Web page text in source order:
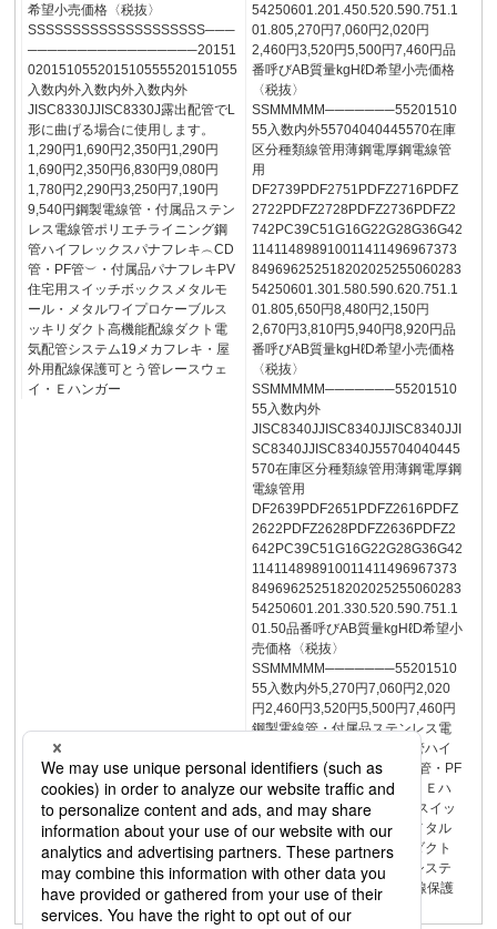
希望小売価格〈税抜〉
SSSSSSSSSSSSSSSSSSSS───
─────────────────20151
020151055201510555520151055
入数内外入数内外入数内外
JISC8330JJISC8330J露出配管でL
形に曲げる場合に使用します。
1,290円1,690円2,350円1,290円
1,690円2,350円6,830円9,080円
1,780円2,290円3,250円7,190円
9,540円鋼製電線管・付属品ステン
レス電線管ポリエチライニング鋼
管ハイフレックスパナフレキ︵CD
管・PF管︶・付属品パナフレキPV
住宅用スイッチボックスメタルモ
ール・メタルワイプロケーブルス
ッキリダクト高機能配線ダクト電
気配管システム19メカフレキ・屋
外用配線保護可とう管レースウェ
イ・Ｅハンガー
54250601.201.450.520.590.751.1
01.805,270円7,060円2,020円
2,460円3,520円5,500円7,460円品
番呼びAB質量kgHℓD希望小売価格
〈税抜〉
SSMMMMM───────55201510
55入数内外55704040445570在庫
区分種類線管用薄鋼電厚鋼電線管
用
DF2739PDF2751PDFZ2716PDFZ
2722PDFZ2728PDFZ2736PDFZ2
742PC39C51G16G22G28G36G42
114114898910011411496967373
849696252518202025255060283
54250601.301.580.590.620.751.1
01.805,650円8,480円2,150円
2,670円3,810円5,940円8,920円品
番呼びAB質量kgHℓD希望小売価格
〈税抜〉
SSMMMMM───────55201510
55入数内外
JISC8340JJISC8340JJISC8340JJI
SC8340JJISC8340J55704040445
570在庫区分種類線管用薄鋼電厚鋼
電線管用
DF2639PDF2651PDFZ2616PDFZ
2622PDFZ2628PDFZ2636PDFZ2
642PC39C51G16G22G28G36G42
114114898910011411496967373
849696252518202025255060283
54250601.201.330.520.590.751.1
01.50品番呼びAB質量kgHℓD希望小
売価格〈税抜〉
SSMMMMM───────55201510
55入数内外5,270円7,060円2,020
円2,460円3,520円5,500円7,460円
鋼製電線管・付属品ステンレス電
線管ポリエチライニング鋼管ハイ
フレックスパナフレキ︵CD管・PF
管︶・付属品レースウェイ・Ｅハ
ンガーパナフレキPV住宅用スイッ
チボックスメタルモール・メタル
ワイプロケーブルスッキリダクト
高機能配線ダクト電気配管システ
ム19メカフレキ・屋外用配線保護
可とう管